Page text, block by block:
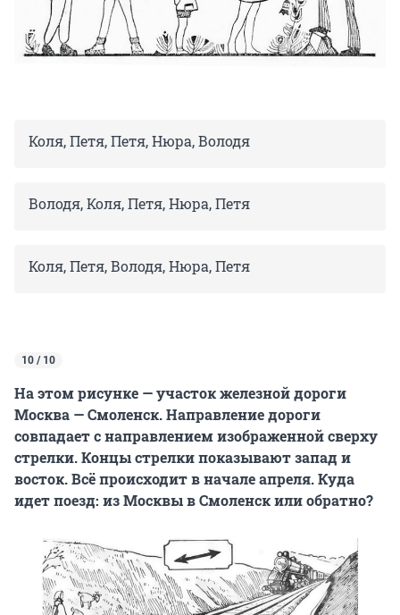
Коля, Петя, Петя, Нюра, Володя
Володя, Коля, Петя, Нюра, Петя
Коля, Петя, Володя, Нюра, Петя
10 / 10
На этом рисунке — участок железной дороги
Москва — Смоленск. Направление дороги
совпадает с направлением изображенной сверху
стрелки. Концы стрелки показывают запад и
восток. Всё происходит в начале апреля. Куда
идет поезд: из Москвы в Смоленск или обратно?